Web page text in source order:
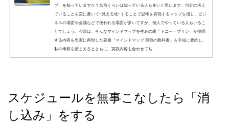
プ」を知っていますか？名前くらいは知っている人も多いと思います。自分の考え
ていることを図に書いて ”見える化” することで思考を表現するマップを指し、ビジ
ネスの場面や会議などで使われる場面が多いですが、個人でやっている人もいるこ
とでしょう。今回は、そんなマインドマップを生みの親「トニー・ブサン」が提唱
する内容を忠実に再現した著書『マインドマップ 最強の教科書』を手短に要約し、
私の考察を踏まえるとともに、実践内容も合わせてち...
スケジュールを無事こなしたら「消
し込み」をする